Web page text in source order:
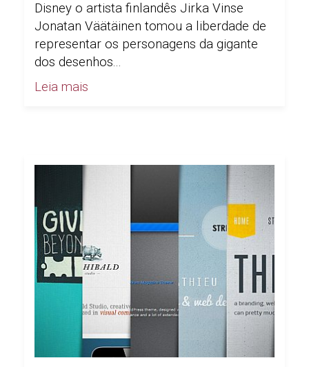
Disney o artista finlandês Jirka Vinse
Jonatan Väätäinen tomou a liberdade de
representar os personagens da gigante
dos desenhos...
Leia mais